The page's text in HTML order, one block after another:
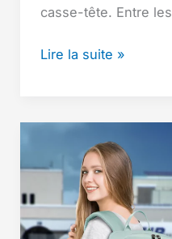
casse-tête. Entre les
Valise
:
complet
(qualité,
défauts
et
Lire la suite »